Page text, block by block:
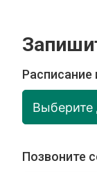
Расписание
Выберите
Позвоните